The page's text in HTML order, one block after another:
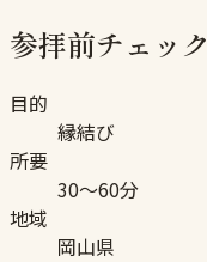
参拝前チェック
目的
縁結び
所要
30〜60分
地域
岡山県